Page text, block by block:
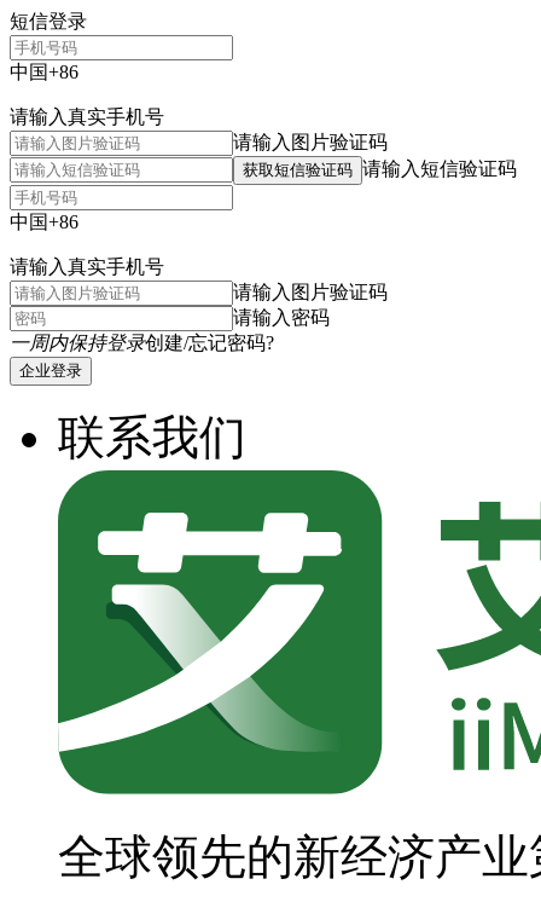
短信登录
中国+86
请输入真实手机号
请输入图片验证码
获取短信验证码 请输入短信验证码
中国+86
请输入真实手机号
请输入图片验证码
请输入密码
一周内保持登录创建/忘记密码?
企业登录
联系我们
全球领先的新经济产